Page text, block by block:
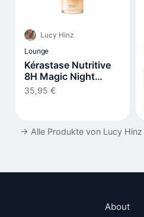
Lucy Hinz
Lounge
Kérastase Nutritive
8H Magic Night
Serum
35,95 €
→ Alle Produkte von Lucy Hinz
About